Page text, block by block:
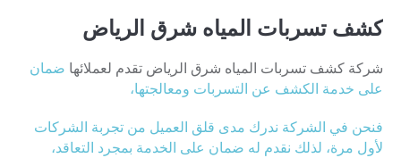
كشف تسربات المياه شرق الرياض
شركة كشف تسربات المياه شرق الرياض تقدم لعملائها ضمان
على خدمة الكشف عن التسربات ومعالجتها،
فنحن في الشركة ندرك مدى قلق العميل من تجربة الشركات
لأول مرة، لذلك نقدم له ضمان على الخدمة بمجرد التعاقد،